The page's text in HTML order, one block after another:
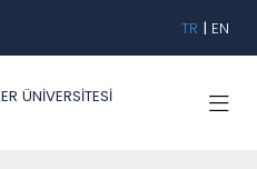
TR | EN
ÜNİVERSİTESİ